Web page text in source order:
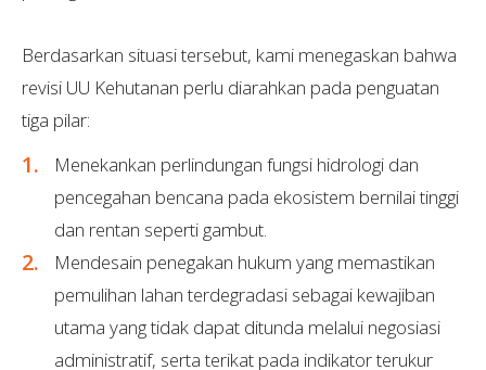
Berdasarkan situasi tersebut, kami menegaskan bahwa
revisi UU Kehutanan perlu diarahkan pada penguatan
tiga pilar:
Menekankan perlindungan fungsi hidrologi dan
pencegahan bencana pada ekosistem bernilai tinggi
dan rentan seperti gambut.
Mendesain penegakan hukum yang memastikan
pemulihan lahan terdegradasi sebagai kewajiban
utama yang tidak dapat ditunda melalui negosiasi
administratif, serta terikat pada indikator terukur